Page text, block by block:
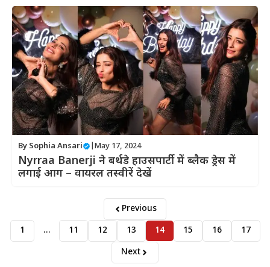
By Sophia Ansari May 17, 2024
Nyrraa Banerji ने बर्थडे हाउसपार्टी में ब्लैक ड्रेस में
लगाई आग – वायरल तस्वीरें देखें
Previous
1
… 11 12 13 14 15 16
17
Next